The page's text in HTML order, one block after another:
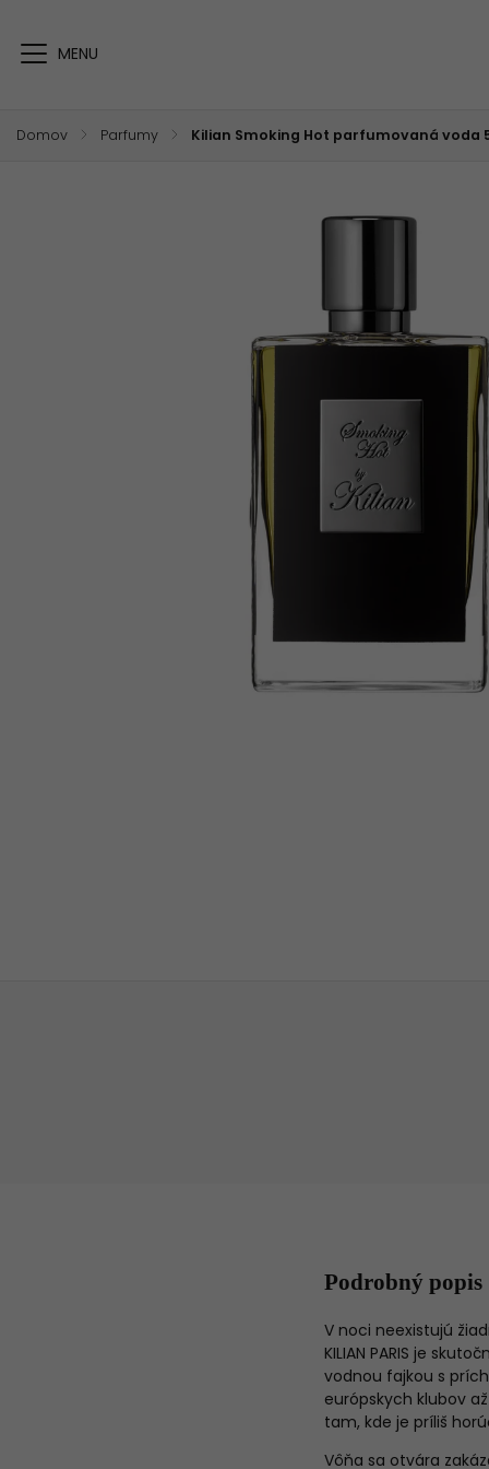
Domov / Parfumy / Kilian Smoking Hot parfumovaná voda
Podrobný popis
V noci neexistujú
KILIAN PARIS je
vodnou fajkou s
európskych klubov
tam, kde je príliš
Vôňa sa otvára